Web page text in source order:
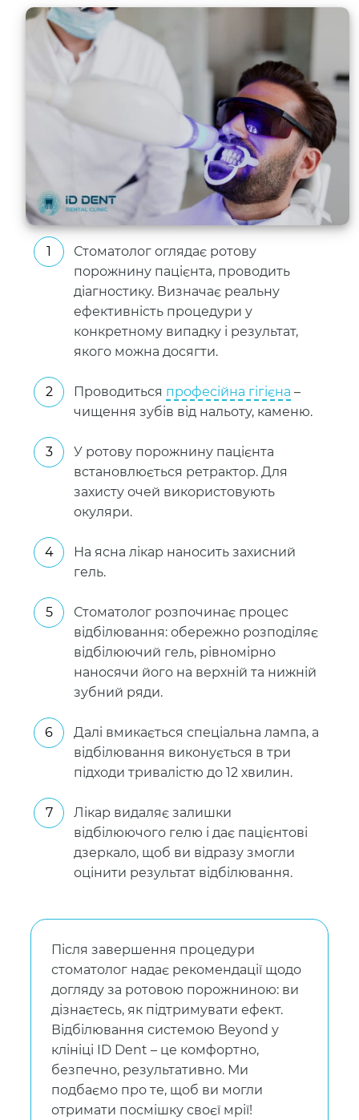
Стоматолог оглядає ротову
порожнину пацієнта, проводить
діагностику. Визначає реальну
ефективність процедури у
конкретному випадку і результат,
якого можна досягти.
Проводиться професійна гігієна –
чищення зубів від нальоту, каменю.
У ротову порожнину пацієнта
встановлюється ретрактор. Для
захисту очей використовують
окуляри.
На ясна лікар наносить захисний
гель.
Стоматолог розпочинає процес
відбілювання: обережно розподіляє
відбілюючий гель, рівномірно
наносячи його на верхній та нижній
зубний ряди.
Далі вмикається спеціальна лампа, а
відбілювання виконується в три
підходи тривалістю до 12 хвилин.
Лікар видаляє залишки
відбілюючого гелю і дає пацієнтові
дзеркало, щоб ви відразу змогли
оцінити результат відбілювання.
Після завершення процедури
стоматолог надає рекомендації щодо
догляду за ротовою порожниною: ви
дізнаєтесь, як підтримувати ефект.
Відбілювання системою Beyond у
клініці ID Dent – ​​це комфортно,
безпечно, результативно. Ми
подбаємо про те, щоб ви могли
отримати посмішку своєї мрії!